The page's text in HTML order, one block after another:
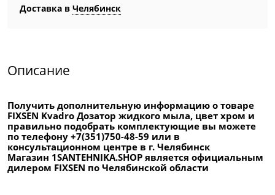
Доставка в Челябинск
Описание
Получить дополнительную информацию о товаре
FIXSEN Kvadro Дозатор жидкого мыла, цвет хром и
правильно подобрать комплектующие вы можете
по телефону +7(351)750-48-59 или в
консультационном центре в г. Челябинск
Магазин 1SANTEHNIKA.SHOP является официальным
дилером FIXSEN по Челябинской области